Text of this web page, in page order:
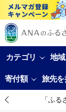
カテゴリ 地域
寄付額 旅先
「ふ